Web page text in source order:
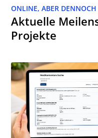
ONLINE, ABER
Aktuelle
Projekte